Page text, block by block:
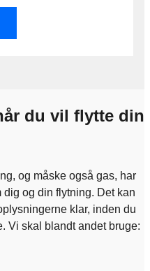
du vil flytte din
og måske også gas, har
og din flytning. Det kan
klar, inden du
Vi skal blandt andet bruge: